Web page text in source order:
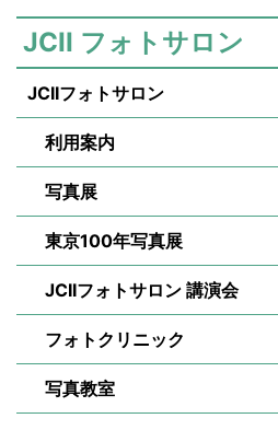
JCII フォトサロン
JCIIフォトサロン
利用案内
写真展
東京100年写真展
JCIIフォトサロン 講演会
フォトクリニック
写真教室